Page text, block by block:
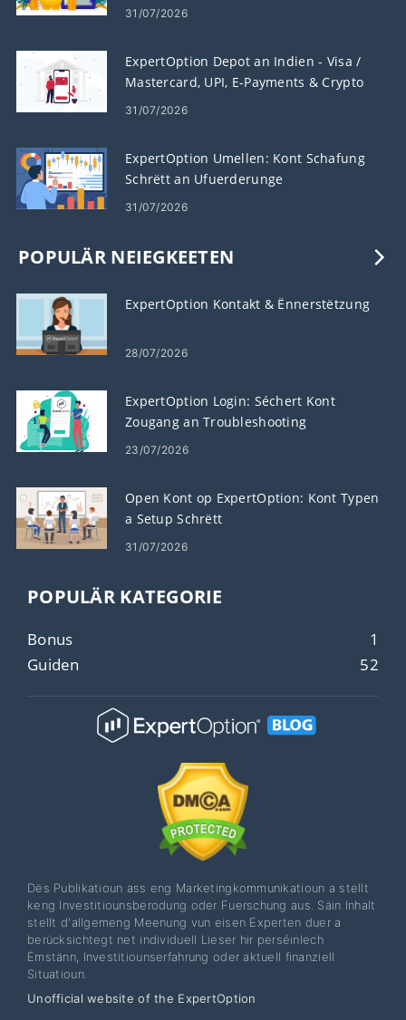
31/07/2026
ExpertOption Depot an Indien - Visa /
Mastercard, UPI, E-Payments & Crypto
31/07/2026
ExpertOption Umellen: Kont Schafung
Schrëtt an Ufuerderunge
31/07/2026
POPULÄR NEIEGKEETEN
ExpertOption Kontakt & Ënnerstëtzung
28/07/2026
ExpertOption Login: Séchert Kont
Zougang an Troubleshooting
23/07/2026
Open Kont op ExpertOption: Kont Typen
a Setup Schrëtt
31/07/2026
POPULÄR KATEGORIE
Bonus
1
Guiden
52
Dës Publikatioun ass eng Marketingkommunikatioun a stellt
keng Investitiounsberodung oder Fuerschung aus. Säin Inhalt
stellt d'allgemeng Meenung vun eisen Experten duer a
berücksichtegt net individuell Lieser hir perséinlech
Ëmstänn, Investitiounserfahrung oder aktuell finanziell
Situatioun.
Unofficial website of the ExpertOption